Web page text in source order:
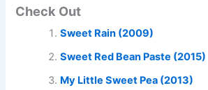
Check Out
Sweet Rain (2009)
Sweet Red Bean Paste (2015)
My Little Sweet Pea (2013)